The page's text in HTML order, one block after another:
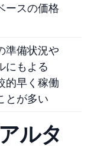
ースの価格
準備状況や
にもよる
的早く稼働
とが多い
ルタ